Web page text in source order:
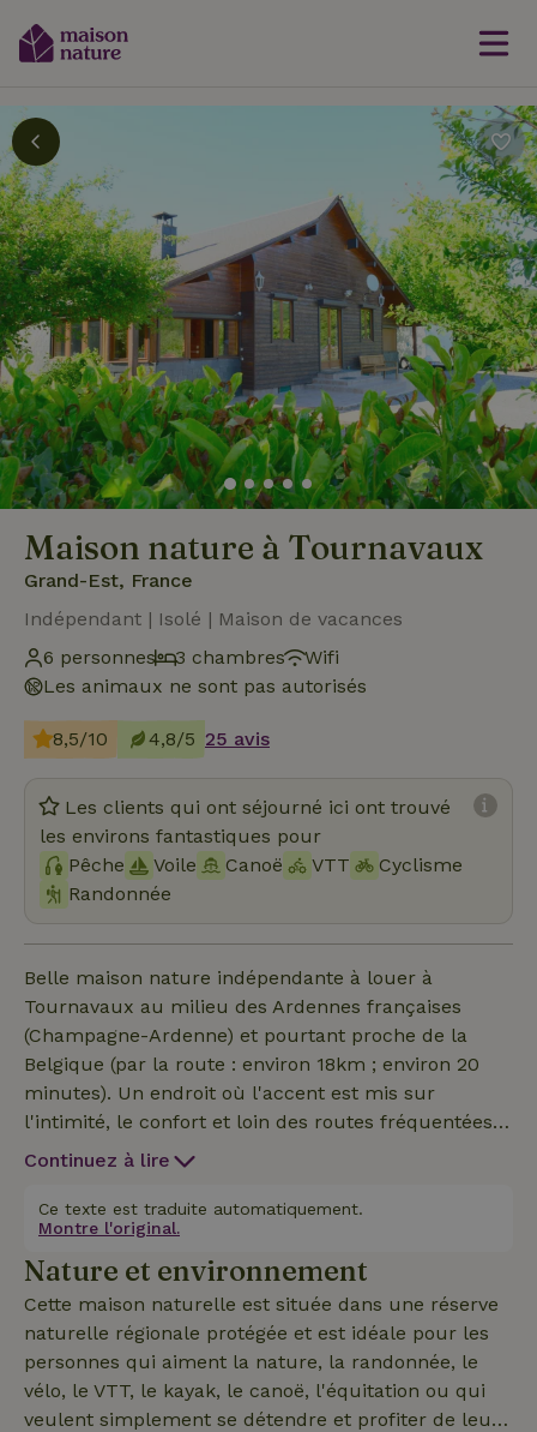
Maison nature à Tournavaux
Grand-Est, France
Indépendant | Isolé | Maison de vacances
6 personnes
3 chambres
Wifi
Les animaux ne sont pas autorisés
8,5/10 4,8/5 25 avis
Les clients qui ont séjourné ici ont trouvé
les environs fantastiques pour
Pêche
Voile Canoë VTT
Cyclisme
Randonnée
Belle maison nature indépendante à louer à
Tournavaux au milieu des Ardennes françaises
(Champagne-Ardenne) et pourtant proche de la
Belgique (par la route : environ 18km ; environ 20
minutes). Un endroit où l'accent est mis sur
l'intimité, le confort et loin des routes fréquentées !
La maison est située sur une colline à 20 m de la
dispose de tout le confort et est chauffée par une
pompe à chaleur. Il y a également un poêle à
granulés de bois. La Maison nature dispose de son
propre grand jardin de +/- 1600m². Terrasse de
jardin avec soleil toute la journée et équipée d'une
table, de chaises, de chaises longues, d'un parasol
et d'un banc de jardin. Grand barbecue en pierre et
équipement de barbecue disponible. Beaucoup
Continuez à lire
Ce texte est traduite automatiquement.
Montre l'original.
Nature et environnement
Cette maison naturelle est située dans une réserve
naturelle régionale protégée et est idéale pour les
personnes qui aiment la nature, la randonnée, le
vélo, le VTT, le kayak, le canoë, l'équitation ou qui
veulent simplement se détendre et profiter de leur